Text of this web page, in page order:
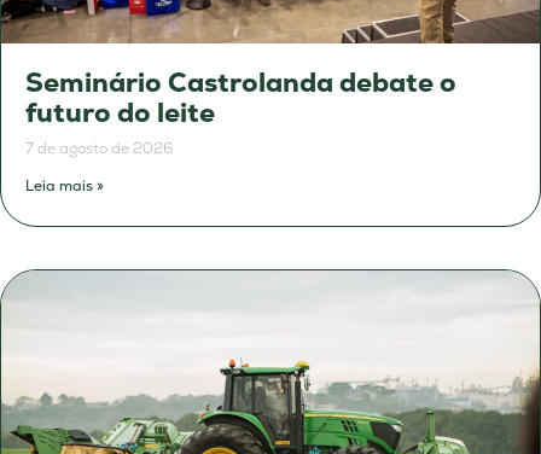
Seminário Castrolanda debate o
futuro do leite
7 de agosto de 2026
Leia mais »